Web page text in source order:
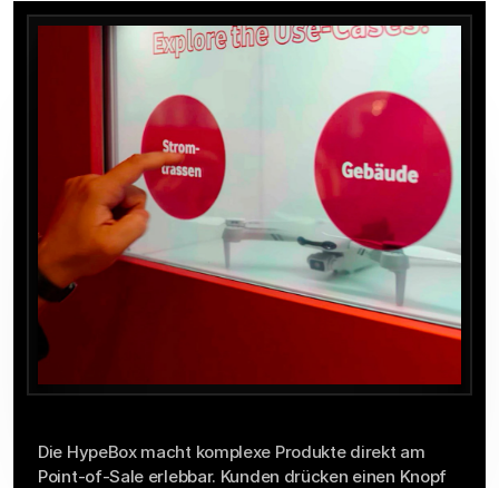
Die HypeBox macht komplexe Produkte direkt am
Point-of-Sale erlebbar. Kunden drücken einen Knopf